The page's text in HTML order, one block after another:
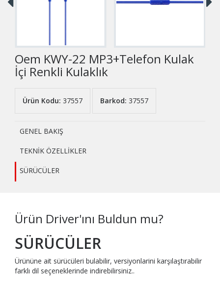
Oem KWY-22 MP3+Telefon Kulak
İçi Renkli Kulaklık
Ürün Kodu: 37557 Barkod: 37557
GENEL BAKIŞ
TEKNİK ÖZELLİKLER
SÜRÜCÜLER
Ürün Driver'ını Buldun mu?
SÜRÜCÜLER
Ürününe ait sürücüleri bulabilir, versiyonlarini karşılaştırabilir
farklı dil seçeneklerinde indirebilirsiniz..